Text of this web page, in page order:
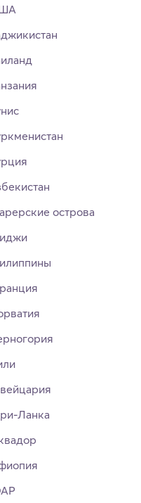
острова
Ланка